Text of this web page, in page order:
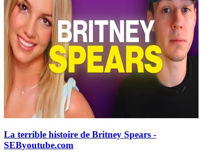
La terrible histoire de Britney Spears -
SEByoutube.com